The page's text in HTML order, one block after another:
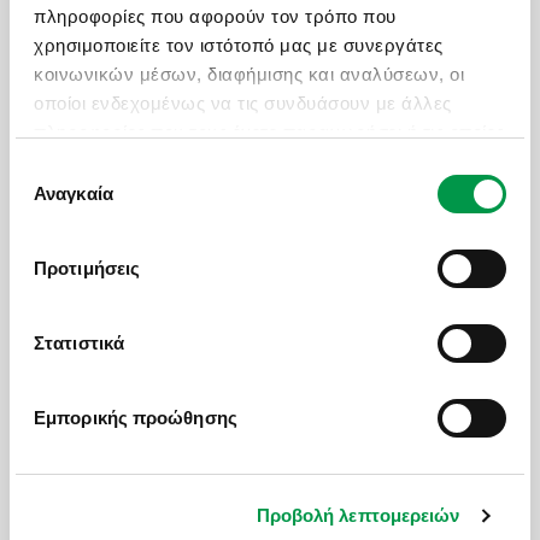
πληροφορίες που αφορούν τον τρόπο που
χρησιμοποιείτε τον ιστότοπό μας με συνεργάτες
κοινωνικών μέσων, διαφήμισης και αναλύσεων, οι
οποίοι ενδεχομένως να τις συνδυάσουν με άλλες
χρήση των υπηρεσιών τους.
συγκατάθεσης
Αναγκαία
Προτιμήσεις
Στατιστικά
Εμπορικής προώθησης
Προβολή λεπτομερειών
ΙΑΝΟΥΑΡΙΟΣ